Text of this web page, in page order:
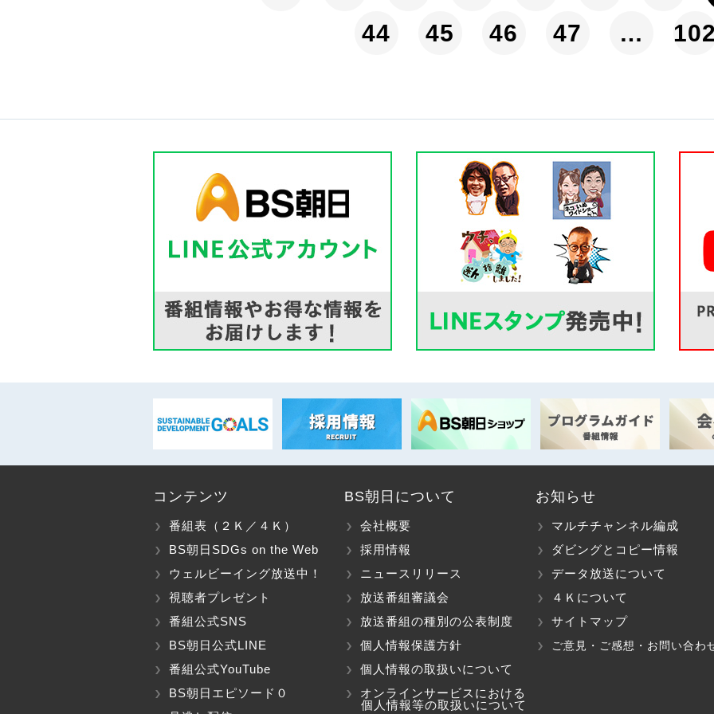
44
45 46 47 …
コンテンツ
番組表（２Ｋ／４Ｋ）
BS朝日SDGs on the Web
ウェルビーイング放送中！
視聴者プレゼント
番組公式SNS
BS朝日公式LINE
番組公式YouTube
BS朝日エピソード０
BS朝日について
会社概要
採用情報
ニュースリリース
放送番組審議会
放送番組の種別の公表制度
個人情報保護方針
個人情報の取扱いについて
オンラインサービスにおける
個人情報等の取扱いについて
お知らせ
マルチチャンネル編成
ダビングとコピー情報
データ放送について
４Ｋについて
サイトマップ
ご意見・ご感想・お問い合わ